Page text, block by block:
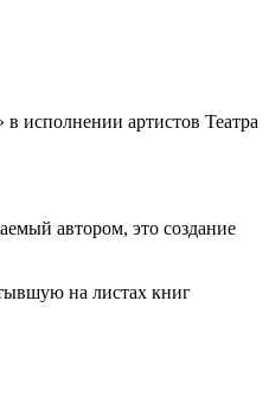
исполнении артистов Театра
автором, это создание
на листах книг